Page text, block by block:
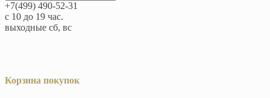
+7(499) 490-52-31
с 10 до 19 час.
выходные сб, вс
Корзина покупок